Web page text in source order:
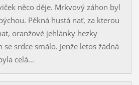
něco děje. Mrkvový záhon byl
Pěkná hustá nať, za kterou
oranžové jehlánky hezky
srdce smálo. Jenže letos žádná
celá...